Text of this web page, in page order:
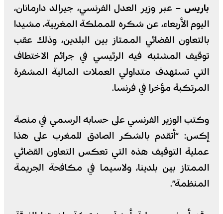
باريس – عبر وزير العدل الفرنسي، جيرالد دارمانان،
اليوم الأربعاء، عن شكره للمملكة المغربية، مشيدا
بالتعاون القضائي الممتاز بين البلدين، وذلك عقب
توقيف المشتبه فيه الرئيسي في جرائم الاختطاف
التي تستهدف متداولي العملات المالية المشفرة
المرتكبة مؤخرا في فرنسا.
وكتب الوزير الفرنسي على حسابه الرسمي في منصة
إكس: “أتقدم بالشكر الصادق للمغرب على هذا
عملية التوقيف هذه التي تعكس التعاون القضائي
الممتاز بين بلدينا، ولاسيما في مكافحة الجريمة
المنظمة”.